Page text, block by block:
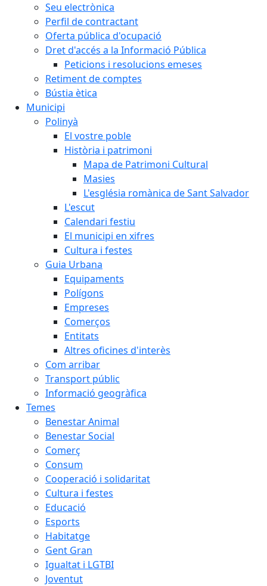
Seu electrònica
Perfil de contractant
Oferta pública d'ocupació
Dret d'accés a la Informació Pública
Peticions i resolucions emeses
Retiment de comptes
Bústia ètica
Municipi
Polinyà
El vostre poble
Història i patrimoni
Mapa de Patrimoni Cultural
Masies
L'església romànica de Sant Salvador
L'escut
Calendari festiu
El municipi en xifres
Cultura i festes
Guia Urbana
Equipaments
Polígons
Empreses
Comerços
Entitats
Altres oficines d'interès
Com arribar
Transport públic
Informació geogràfica
Temes
Benestar Animal
Benestar Social
Comerç
Consum
Cooperació i solidaritat
Cultura i festes
Educació
Esports
Habitatge
Gent Gran
Igualtat i LGTBI
Joventut